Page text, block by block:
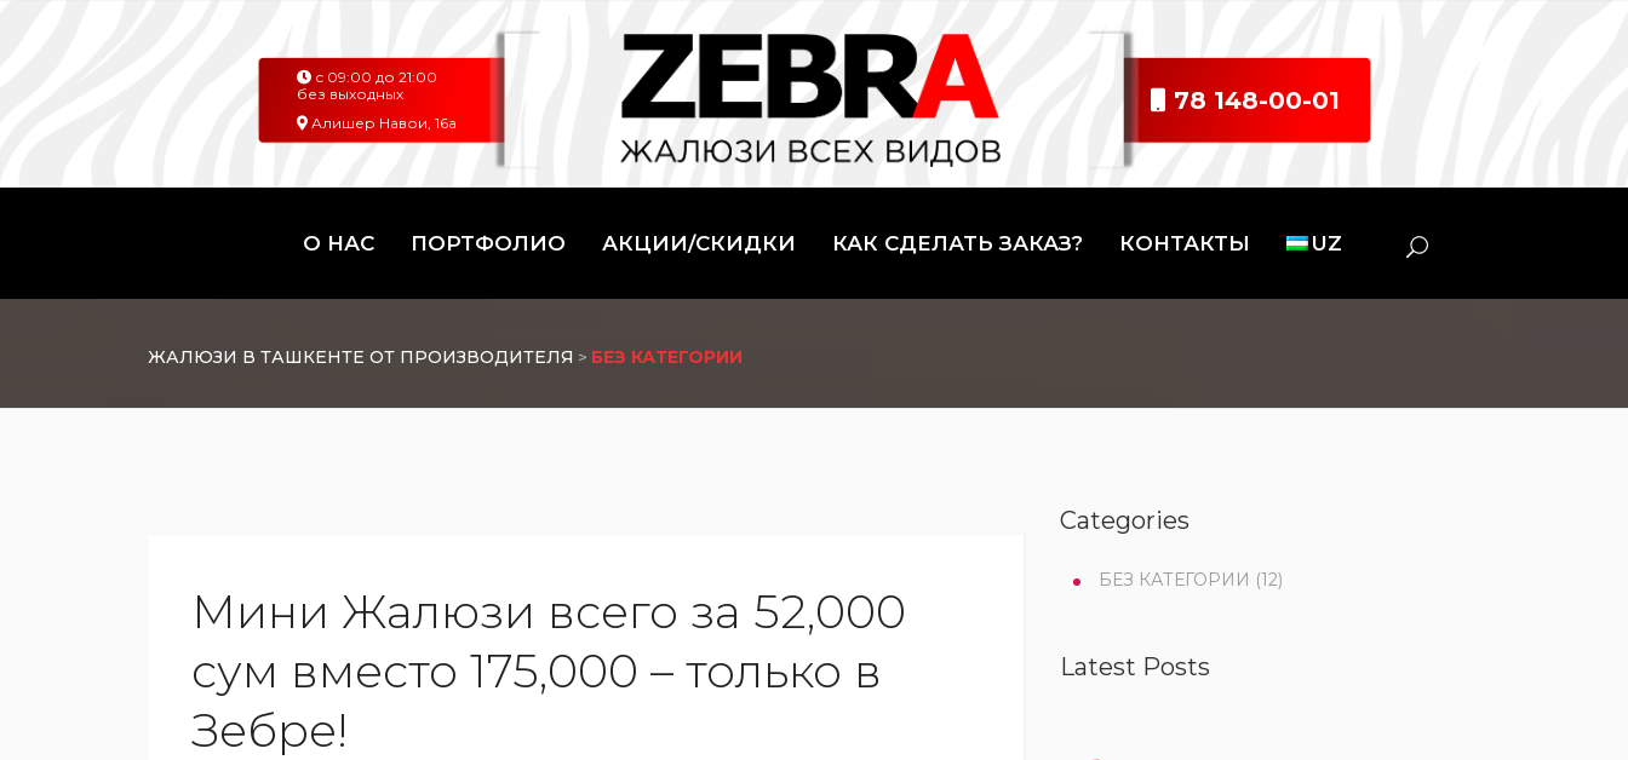
с 09:00 до 21:00
без выходных
Алишер Навои, 16а
78 148-00-01
О НАС ПОРТФОЛИО АКЦИИ/СКИДКИ КАК СДЕЛАТЬ ЗАКАЗ? КОНТАКТЫ UZ
ЖАЛЮЗИ В ТАШКЕНТЕ ОТ ПРОИЗВОДИТЕЛЯ > БЕЗ КАТЕГОРИИ
Мини Жалюзи всего за 52,000
сум вместо 175,000 – только в
Зебре!
Categories
БЕЗ КАТЕГОРИИ (12)
Latest Posts